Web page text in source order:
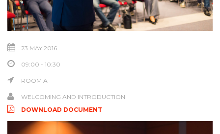
23 MAY 2016
09:00 - 10:30
ROOM A
WELCOMING AND INTRODUCTION
DOWNLOAD DOCUMENT